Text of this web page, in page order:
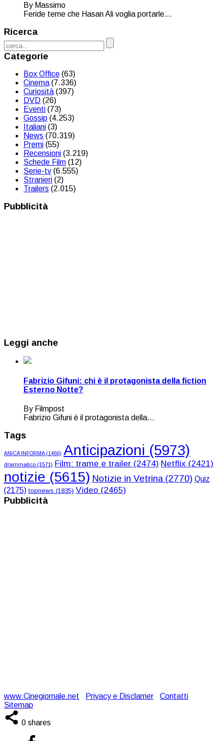
By Massimo
Feride teme che Hasan Ali voglia portarle...
Ricerca
Categorie
Box Office (63)
Cinema (7.336)
Curiosità (397)
DVD (26)
Eventi (73)
Gossip (4.253)
Italiani (3)
News (70.319)
Premi (55)
Recensioni (3.219)
Schede Film (12)
Serie-tv (6.555)
Stranieri (2)
Trailers (2.015)
Pubblicità
Leggi anche
Fabrizio Gifuni: chi è il protagonista della fiction
Esterno Notte?
By Filmpost
Fabrizio Gifuni è il protagonista della...
Tags
ANICA INFORMA(1466) Anticipazioni (5973)
drammatico (1571) Film: trame e trailer (2474) Netflix (2421)
notizie (5615) Notizie in Vetrina(2770) Quiz
(2175) topnews (1835) Video (2465)
Pubblicità
www.Cinegiornale.net Privacy e Disclamer Contatti
Sitemap
0 shares